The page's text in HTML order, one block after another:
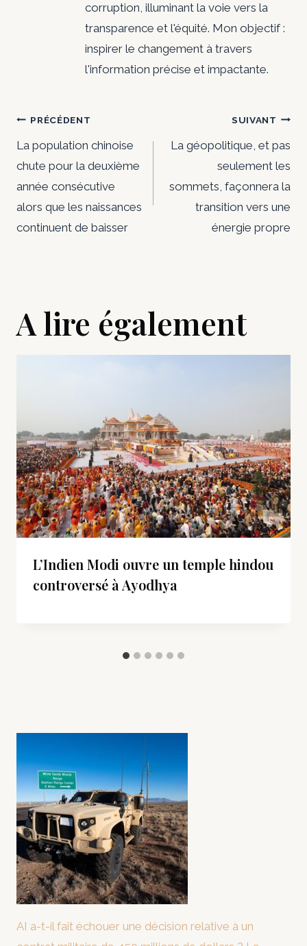
corruption, illuminant la voie vers la
transparence et l'équité. Mon objectif :
inspirer le changement à travers
l'information précise et impactante.
Navigation
de
l’article
PRÉCÉDENT
La population chinoise
chute pour la deuxième
année consécutive
alors que les naissances
continuent de baisser
SUIVANT
La géopolitique, et pas
seulement les
sommets, façonnera la
transition vers une
énergie propre
A lire également
L’Indien Modi ouvre un temple hindou
controversé à Ayodhya
AI a-t-il fait échouer une décision relative à un